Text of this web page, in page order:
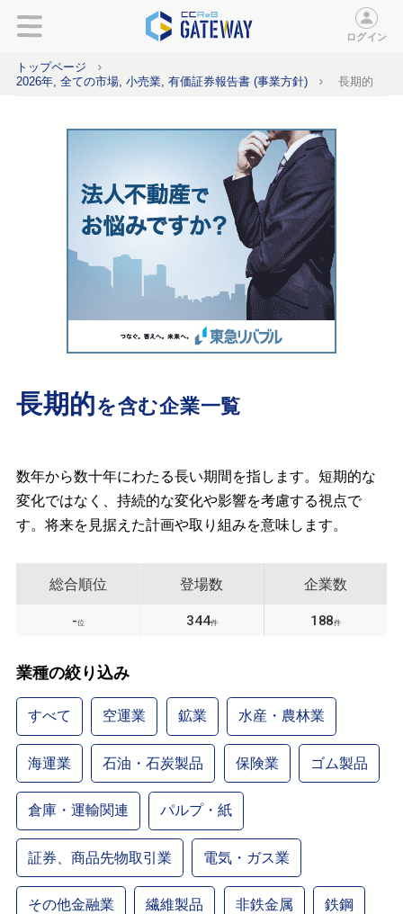
ログイン
トップページ
2026年, 全ての市場, 小売業, 有価証券報告書 (事業方針)
長期的
長期的を含む企業一覧
数年から数十年にわたる長い期間を指します。短期的な
変化ではなく、持続的な変化や影響を考慮する視点で
す。将来を見据えた計画や取り組みを意味します。
総合順位
-位
登場数
344件
企業数
188件
業種の絞り込み
すべて 空運業 鉱業 水産・農林業
海運業 石油・石炭製品 保険業 ゴム製品
倉庫・運輸関連 パルプ・紙
証券、商品先物取引業 電気・ガス業
その他金融業 繊維製品 非鉄金属 鉄鋼